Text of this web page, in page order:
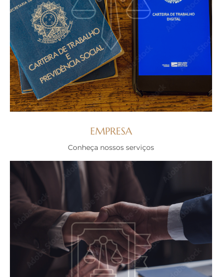
EMPRESA
Conheça nossos serviços